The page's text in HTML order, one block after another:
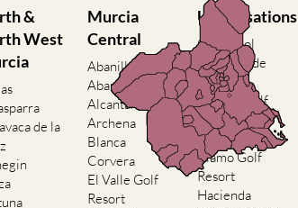
&
West
de la
Murcia
Central
Abanilla
Abaran
Alcantarilla
Archena
Blanca
Corvera
El Valle Golf
Resort
Urbanisations
Camposol
Condado de
Alhama
El Valle Golf
Resort
Hacienda del
Alamo Golf
Resort
Hacienda